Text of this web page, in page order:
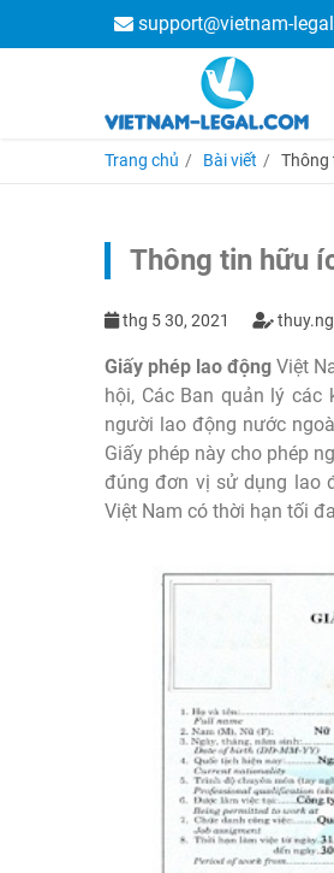
support@vietnam-
Trang chủ Bài viết Thông
Thông tin hữu
thg 5 30, 2021
Giấy phép lao động Việt
hội, Các Ban quản lý
người lao động nước
Giấy phép này cho phép
đúng đơn vị sử dụng lao
Việt Nam có thời hạn tối